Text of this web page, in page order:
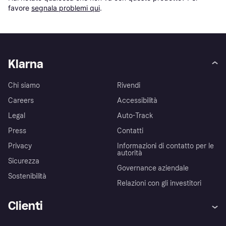
favore segnala problemi qui.
Klarna
Chi siamo
Careers
Legal
Press
Privacy
Sicurezza
Sostenibilità
Rivendi
Accessibilità
Auto-Track
Contatti
Informazioni di contatto per le
autorità
Governance aziendale
Relazioni con gli investitori
Clienti